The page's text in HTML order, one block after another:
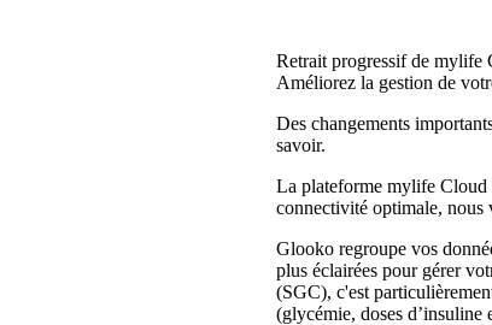
Retrait progressif de mylife
Améliorez la gestion de
Des changements
savoir.
La plateforme mylife Cloud
connectivité optimale, nous
Glooko regroupe vos
plus éclairées pour gérer
(SGC), c'est
(glycémie, doses d’insuline